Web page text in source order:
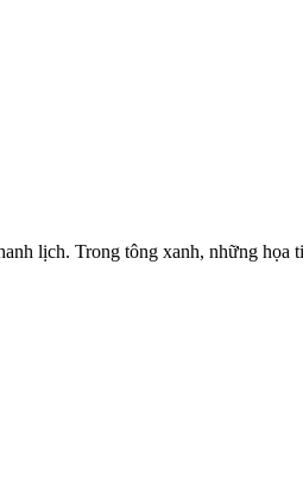
lịch. Trong tông xanh, những họa